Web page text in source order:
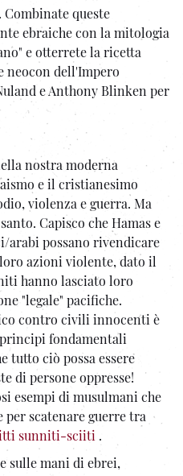
queste
ebraiche con la mitologia
e otterrete la ricetta
neocon dell'Impero
e Anthony Blinken per
nostra moderna
e il cristianesimo
violenza e guerra. Ma
Capisco che Hamas e
possano rivendicare
azioni violente, dato il
hanno lasciato loro
"legale" pacifiche.
contro civili innocenti è
principi fondamentali
tutto ciò possa essere
di persone oppresse!
esempi di musulmani che
scatenare guerre tra
sunniti-sciiti .
sulle mani di ebrei,